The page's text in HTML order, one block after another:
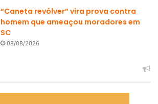
“Caneta revólver” vira prova contra
homem que ameaçou moradores em
SC
08/08/2026